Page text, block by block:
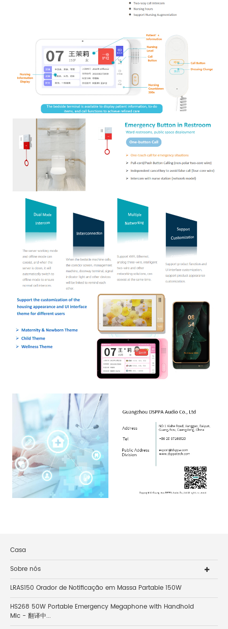
Casa
Sobre nós
LRAS150 Orador de Notificação em Massa Partable 150W
HS268 50W Portable Emergency Megaphone with Handhold
Mic - 翻译中...